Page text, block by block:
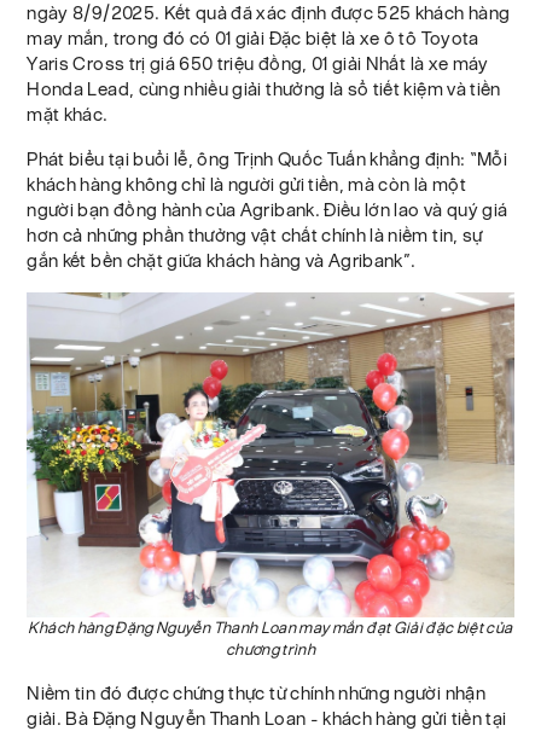
ngày 8/9/2025. Kết quả đã xác định được 525 khách hàng
may mắn, trong đó có 01 giải Đặc biệt là xe ô tô Toyota
Yaris Cross trị giá 650 triệu đồng, 01 giải Nhất là xe máy
Honda Lead, cùng nhiều giải thưởng là sổ tiết kiệm và tiền
mặt khác.
Phát biểu tại buổi lễ, ông Trịnh Quốc Tuấn khẳng định: “Mỗi
khách hàng không chỉ là người gửi tiền, mà còn là một
người bạn đồng hành của Agribank. Điều lớn lao và quý giá
hơn cả những phần thưởng vật chất chính là niềm tin, sự
gắn kết bền chặt giữa khách hàng và Agribank”.
Khách hàng Đặng Nguyễn Thanh Loan may mắn đạt Giải đặc biệt của
chương trình
Niềm tin đó được chứng thực từ chính những người nhận
giải. Bà Đặng Nguyễn Thanh Loan - khách hàng gửi tiền tại